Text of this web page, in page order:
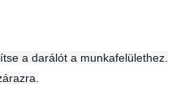
a darálót a munkafelülethez.